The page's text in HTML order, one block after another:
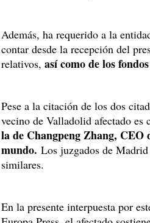
Además, ha requerido a la
contar desde la recepción del
relativos, así como de los
Pese a la citación de los dos
vecino de Valladolid afectado
la de Changpeng Zhang, CEO
mundo. Los juzgados de
similares.
En la presente interpuesta por